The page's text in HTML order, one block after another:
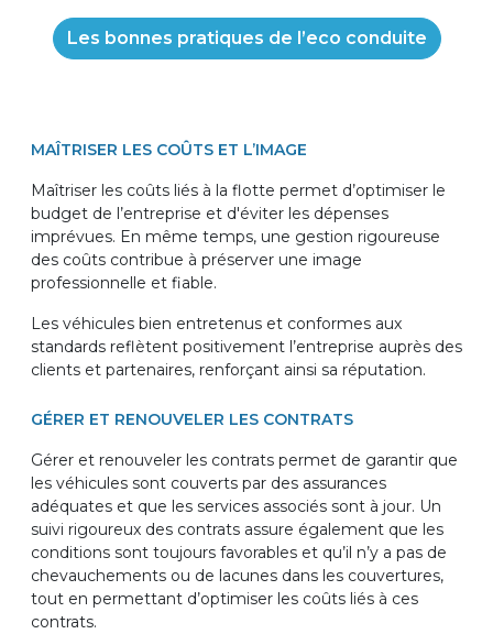
Les bonnes pratiques de l’eco conduite
MAÎTRISER LES COÛTS ET L’IMAGE
Maîtriser les coûts liés à la flotte permet d’optimiser le
budget de l’entreprise et d'éviter les dépenses
imprévues. En même temps, une gestion rigoureuse
des coûts contribue à préserver une image
professionnelle et fiable.
Les véhicules bien entretenus et conformes aux
standards reflètent positivement l’entreprise auprès des
clients et partenaires, renforçant ainsi sa réputation.
GÉRER ET RENOUVELER LES CONTRATS
Gérer et renouveler les contrats permet de garantir que
les véhicules sont couverts par des assurances
adéquates et que les services associés sont à jour. Un
suivi rigoureux des contrats assure également que les
conditions sont toujours favorables et qu’il n’y a pas de
chevauchements ou de lacunes dans les couvertures,
tout en permettant d’optimiser les coûts liés à ces
contrats.